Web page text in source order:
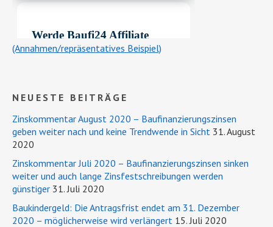
(Annahmen/repräsentatives Beispiel)
NEUESTE BEITRÄGE
Zinskommentar August 2020 – Baufinanzierungszinsen
geben weiter nach und keine Trendwende in Sicht 31. August
2020
Zinskommentar Juli 2020 – Baufinanzierungszinsen sinken
weiter und auch lange Zinsfestschreibungen werden
günstiger 31. Juli 2020
Baukindergeld: Die Antragsfrist endet am 31. Dezember
2020 – möglicherweise wird verlängert 15. Juli 2020